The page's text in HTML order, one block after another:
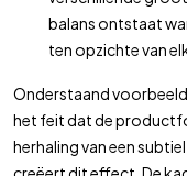
balans ontstaat
ten opzichte van
Onderstaand
het feit dat de
herhalingvan een